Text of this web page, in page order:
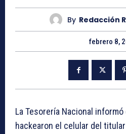
By Redacción
febrero 8,
La Tesorería Nacional
hackearon el celular del